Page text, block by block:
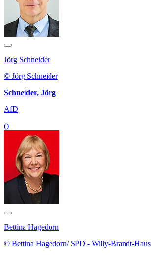
Jörg Schneider
© Jörg Schneider
Schneider, Jörg
AfD
()
Bettina Hagedorn
© Bettina Hagedorn/ SPD - Willy-Brandt-Haus